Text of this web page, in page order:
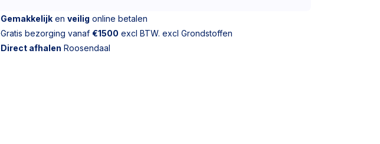
Gemakkelijk en veilig online betalen
Gratis bezorging vanaf €1500 excl BTW. excl Grondstoffen
Direct afhalen Roosendaal